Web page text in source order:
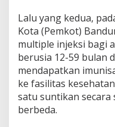
Lalu yang kedua,
Kota (Pemkot)
multiple injeksi bagi
berusia 12-59 bulan
mendapatkan
ke fasilitas
satu suntikan secara
berbeda.